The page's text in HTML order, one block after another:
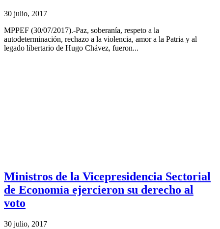
30 julio, 2017
MPPEF (30/07/2017).-Paz, soberanía, respeto a la
autodeterminación, rechazo a la violencia, amor a la Patria y al
legado libertario de Hugo Chávez, fueron...
Ministros de la Vicepresidencia Sectorial
de Economía ejercieron su derecho al
voto
30 julio, 2017